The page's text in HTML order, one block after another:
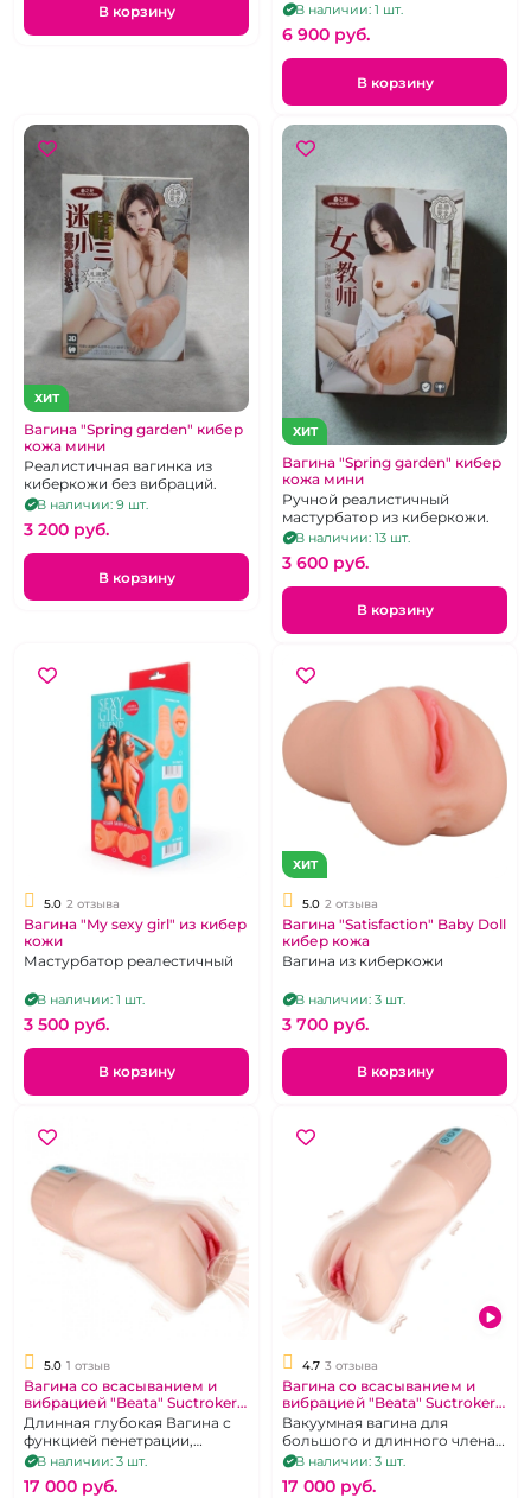
В корзину В наличии: 1 шт.
6 900 pуб.
В корзину
ХИТ
Вагина "Spring garden" кибер
кожа мини
Реалистичная вагинка из
киберкожи без вибраций.
В наличии: 9 шт.
3 200 pуб.
В корзину
ХИТ
Вагина "Spring garden" кибер
кожа мини
Ручной реалистичный
мастурбатор из киберкожи.
В наличии: 13 шт.
3 600 pуб.
В корзину
5.0 2 отзыва
Вагина "My sexy girl" из кибер
кожи
Мастурбатор реалестичный
В наличии: 1 шт.
3 500 pуб.
В корзину
ХИТ
5.0 2 отзыва
Вагина "Satisfaction" Baby Doll
кибер кожа
Вагина из киберкожи
В наличии: 3 шт.
3 700 pуб.
В корзину
5.0 1 отзыв
Вагина со всасыванием и
вибрацией "Beata" Suctroker
кибер кожа
Длинная глубокая Вагина с
функцией пенетрации,
вакуумом и вибрацией. Ярко-
розовые губки
В наличии: 3 шт.
17 000 pуб.
4.7 3 отзыва
Вагина со всасыванием и
вибрацией "Beata" Suctroker
кибер кожа
Вакуумная вагина для
большого и длинного члена
со светлыми губками
В наличии: 3 шт.
17 000 pуб.